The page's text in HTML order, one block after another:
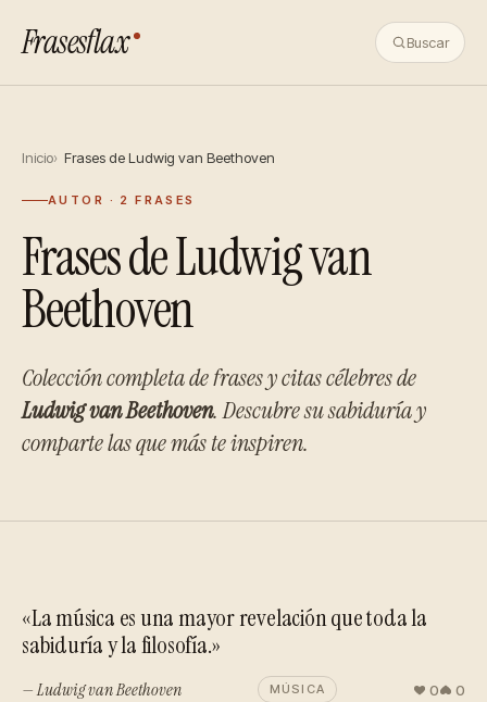
Frasesflax Buscar
Inicio Frases de Ludwig van Beethoven
AUTOR · 2 FRASES
Frases de Ludwig van
Beethoven
Colección completa de frases y citas célebres de
Ludwig van Beethoven. Descubre su sabiduría y
comparte las que más te inspiren.
«La música es una mayor revelación que toda la
sabiduría y la filosofía.»
— Ludwig van Beethoven MÚSICA 0 0